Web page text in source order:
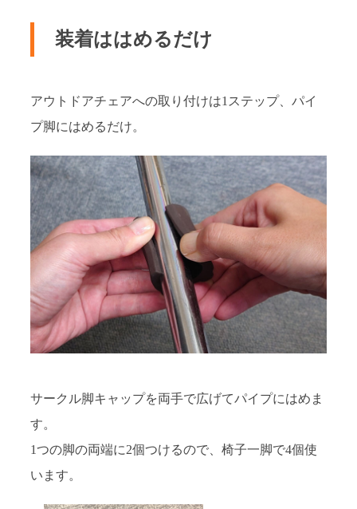
装着ははめるだけ
アウトドアチェアへの取り付けは1ステップ、パイ
プ脚にはめるだけ。
サークル脚キャップを両手で広げてパイプにはめま
す。
1つの脚の両端に2個つけるので、椅子一脚で4個使
います。